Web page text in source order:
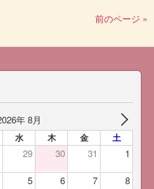
前のページ »
年 8月
水 木 金 土
29 30 31 1
5 6 7 8